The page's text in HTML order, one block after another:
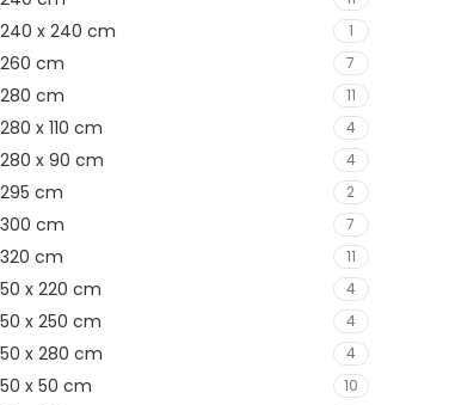
240 x 240 cm 1
260 cm 7
280 cm 11
280 x 110 cm 4
280 x 90 cm 4
295 cm 2
300 cm 7
320 cm 11
50 x 220 cm 4
50 x 250 cm 4
50 x 280 cm 4
50 x 50 cm 10